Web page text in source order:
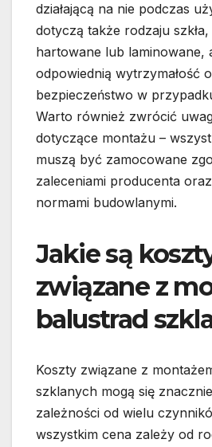
działającą na nie podczas
dotyczą także rodzaju
hartowane lub laminowane,
odpowiednią wytrzymałość
bezpieczeństwo w
Warto również zwrócić
dotyczące montażu –
muszą być zamocowane
zaleceniami producenta
normami budowlanymi.
Jakie są
związane z
balustrad
Koszty związane z
szklanych mogą się
zależności od wielu
wszystkim cena zależy od